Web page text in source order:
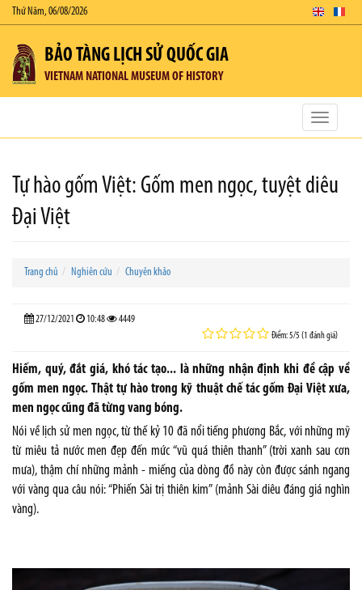
Thứ Năm, 06/08/2026
BẢO TÀNG LỊCH SỬ QUỐC GIA
VIETNAM NATIONAL MUSEUM OF HISTORY
Toggle
Tự hào gốm Việt: Gốm men ngọc, tuyệt diêu
Đại Việt
Trang chủ Nghiên cứu Chuyên khảo
27/12/2021 10:48 4449
Điểm: 5/5 (1 đánh giá)
Hiếm, quý, đắt giá, khó tác tạo... là những nhận định khi đề cập về
gốm men ngọc. Thật tự hào trong kỹ thuật chế tác gốm Đại Việt xưa,
men ngọc cũng đã từng vang bóng.
Nói về lịch sử men ngọc, từ thế kỷ 10 đã nổi tiếng phương Bắc, với những mỹ
từ miêu tả nước men đẹp đến mức “vũ quá thiên thanh” (trời xanh sau cơn
mưa), thậm chí những mảnh - miếng của dòng đồ này còn được sánh ngang
với vàng qua câu nói: “Phiến Sài trị thiên kim” (mảnh Sài diêu đáng giá nghìn
vàng).